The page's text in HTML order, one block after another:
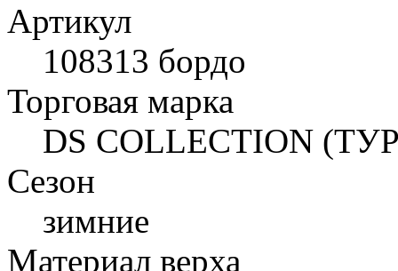
Артикул
108313 бордо
Торговая марка
DS COLLECTION
Сезон
зимние
Материал верха